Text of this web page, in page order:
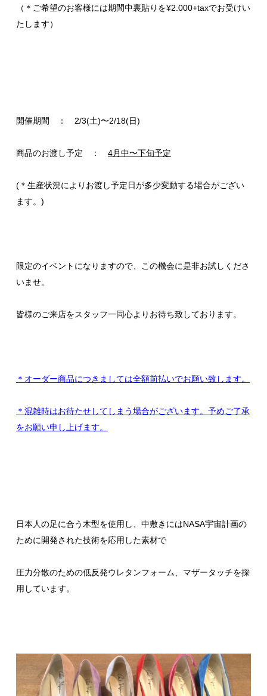
（＊ご希望のお客様には期間中裏貼りを¥2.000+taxでお受けい
たします）
開催期間 ： 2/3(土)〜2/18(日)
商品のお渡し予定 ： 4月中〜下旬予定
(＊生産状況によりお渡し予定日が多少変動する場合がござい
ます。)
限定のイベントになりますので、この機会に是非お試しくださ
いませ。
皆様のご来店をスタッフ一同心よりお待ち致しております。
＊オーダー商品につきましては全額前払いでお願い致します。
＊混雑時はお待たせしてしまう場合がございます。予めご了承
をお願い申し上げます。
日本人の足に合う木型を使用し、中敷きにはNASA宇宙計画の
ために開発された技術を応用した素材で
圧力分散のための低反発ウレタンフォーム、マザータッチを採
用しています。